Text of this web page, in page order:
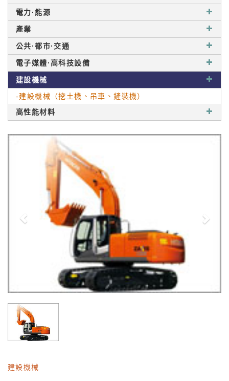
電力·能源
產業
公共·都市·交通
電子媒體·高科技設備
建設機械
-建設機械（挖土機、吊車、鏟裝機）
高性能材料
建設機械